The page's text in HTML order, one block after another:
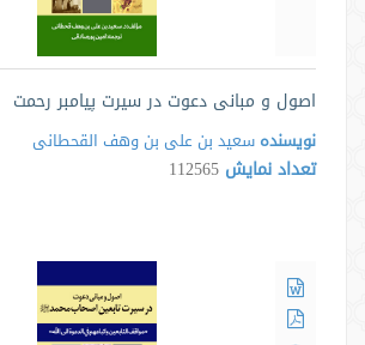
اصول و مبانی دعوت در سیرت پیامبر رحمت
نویسنده سعید بن علی بن وهف القحطانی
تعداد نمایش 112565